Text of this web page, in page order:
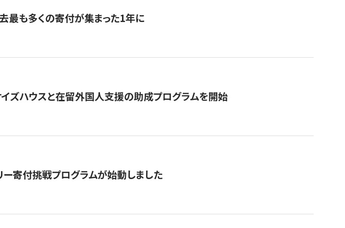
最も多くの寄付が集まった1年に
ズハウスと在留外国人支援の助成プログラムを開始
寄付挑戦プログラムが始動しました